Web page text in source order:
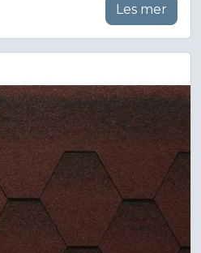
Les mer